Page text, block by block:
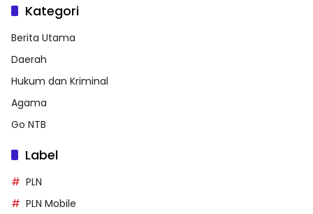
Kategori
Berita Utama
Daerah
Hukum dan Kriminal
Agama
Go NTB
Label
PLN
PLN Mobile